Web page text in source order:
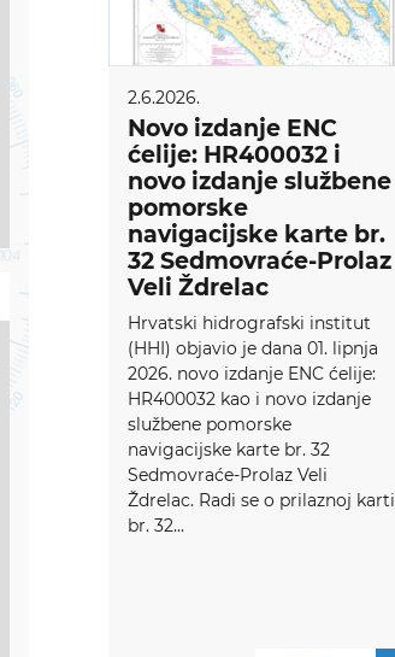
2.6.2026.
Novo izdanje ENC
ćelije: HR400032 i
novo izdanje službene
pomorske
navigacijske karte br.
32 Sedmovraće-Prolaz
Veli Ždrelac
Hrvatski hidrografski institut
(HHI) objavio je dana 01. lipnja
2026. novo izdanje ENC ćelije:
HR400032 kao i novo izdanje
službene pomorske
navigacijske karte br. 32
Sedmovraće-Prolaz Veli
Ždrelac. Radi se o prilaznoj karti
br. 32...